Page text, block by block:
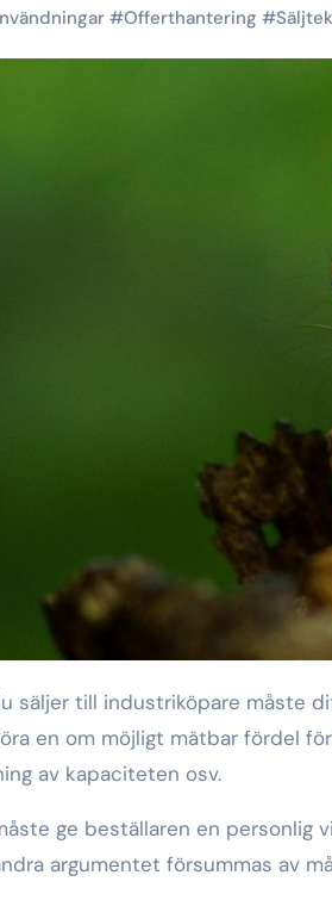
#Offerthantering #
du säljer till industriköpare måste
en om möjligt mätbar fördel
av kapaciteten osv.
ge beställaren en personlig
argumentet försummas av